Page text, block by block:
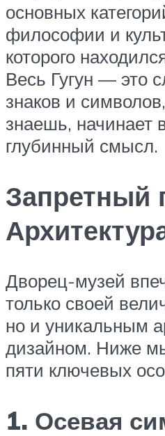
основных
философии и
которого
Весь Гугун — это
знаков и
знаешь, начинает
глубинный смысл.
Запретный
Дворец-музей
только своей
но и уникальным
дизайном. Ниже
пяти ключевых
1. Осевая